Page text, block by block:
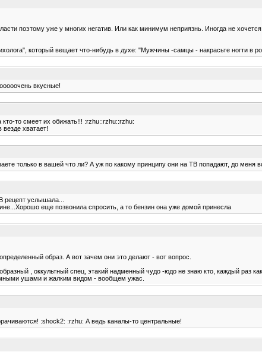
поэтому уже у многих негатив. Или как минимум неприязнь. Иногда не
который вещает что-нибудь в духе: "Мужчины -самцы - накрасьте ногти в
вкусные!
то смеет их обижать!!! :rzhu::rzhu::rzhu:
хватает!
только в вашей что ли? А уж по какому принципу они на ТВ попадают, до меня
рецепт услышала...
еще позвонила спросить, а то бензин она уже домой принесла
образ. А вот зачем они это делают - вот вопрос.
, оккультный спец, этакий надменный чудо -юдо не знаю кто, каждый раз
ушами и жалким видом - вообщем ужас.
:shock2: :rzhu: А ведь каналы-то центральные!